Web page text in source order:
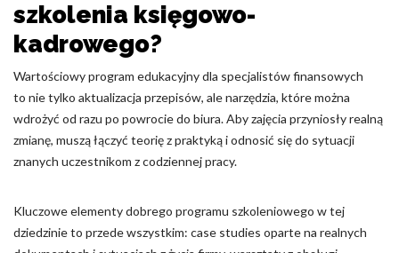
szkolenia księgowo-
kadrowego?
Wartościowy program edukacyjny dla specjalistów finansowych
to nie tylko aktualizacja przepisów, ale narzędzia, które można
wdrożyć od razu po powrocie do biura. Aby zajęcia przyniosły realną
zmianę, muszą łączyć teorię z praktyką i odnosić się do sytuacji
znanych uczestnikom z codziennej pracy.
Kluczowe elementy dobrego programu szkoleniowego w tej
dziedzinie to przede wszystkim: case studies oparte na realnych